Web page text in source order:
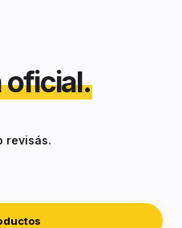
oficial.
revisás.